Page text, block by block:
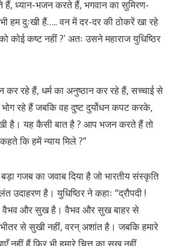
हैं, ध्यान-भजन करते हैं, भगवान का सुमिरण-
हम दुःखी हैं….. वन में दर-दर की ठोकरें खा रहे
कोई कष्ट नहीं ?ʹ अतः उसने महाराज युधिष्ठिर
कर रहे हैं, धर्म का अनुष्ठान कर रहे हैं, सच्चाई से
रहे हैं जबकि वह दुष्ट दुर्योधन कपट करके,
है। यह कैसी बात है ? आप भजन करते हैं तो
कि हमें न्याय मिले ?”
बड़ा गजब का जवाब दिया है जो भारतीय संस्कृति
उदाहरण है। युधिष्ठिर ने कहाः “द्रौपदी !
और सुख है। वैभव और सुख बाहर से
से सुखी नहीं, वरन् अशांत है। जबकि हमारे